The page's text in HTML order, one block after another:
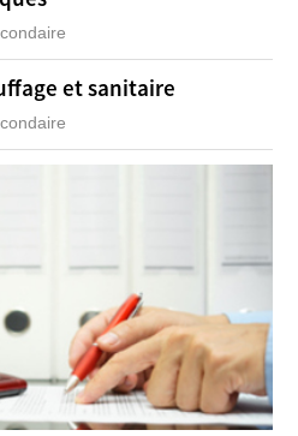
et sanitaire